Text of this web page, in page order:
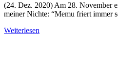
(24. Dez. 2020) Am 28. November
meiner Nichte: “Memu friert immer
Weiterlesen